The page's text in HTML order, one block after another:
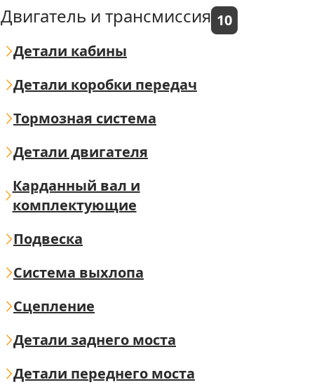
Двигатель и трансмиссия 10
Детали кабины
Детали коробки передач
Тормозная система
Детали двигателя
Карданный вал и
комплектующие
Подвеска
Система выхлопа
Сцепление
Детали заднего моста
Детали переднего моста